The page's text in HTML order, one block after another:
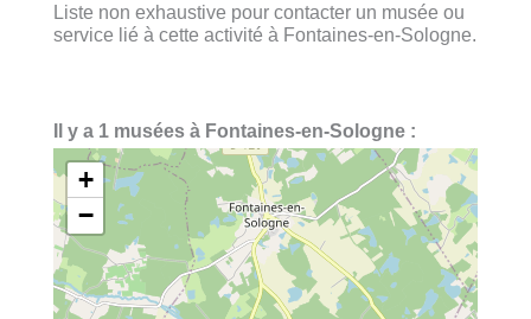
Liste non exhaustive pour contacter un musée ou
service lié à cette activité à Fontaines-en-Sologne.
Il y a 1 musées à Fontaines-en-Sologne :
+
−